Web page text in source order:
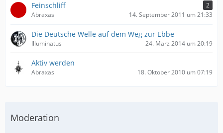
Feinschliff
2
Abraxas
14. September 2011 um 21:33
Die Deutsche Welle auf dem Weg zur Ebbe
Illuminatus 24. März 2014 um 20:19
Aktiv werden
Abraxas 18. Oktober 2010 um 07:19
Moderation